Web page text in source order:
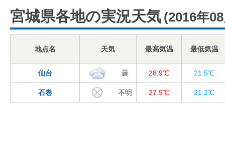
宮城県各地の実況天気 (2016年
地点名 天気 最高気温 最低気温
仙台 曇 28.9℃ 21.5℃
石巻 不明 27.9℃ 21.2℃